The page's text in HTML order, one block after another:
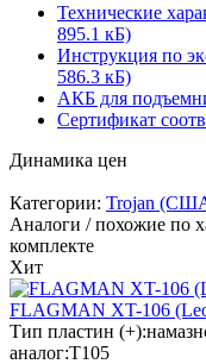
Технические
895.1 кБ)
Инструкция по
586.3 кБ)
АКБ для
Сертификат
Динамика цен
Категории: Trojan
Аналоги / похожие по
комплекте
Хит
FLAGMAN XT-106
Тип пластин (+):
аналог:T105